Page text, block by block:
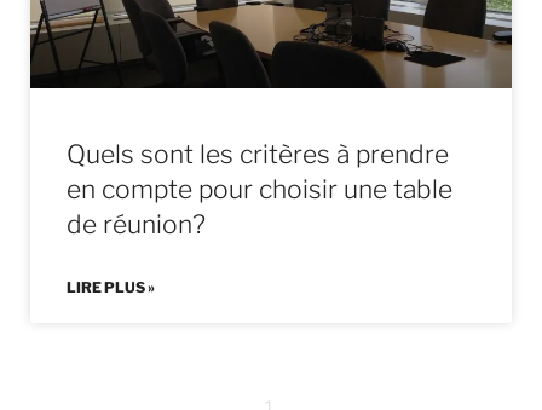
Quels sont les critères à prendre
en compte pour choisir une table
de réunion?
LIRE PLUS »